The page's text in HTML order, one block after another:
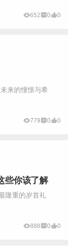
652 0 0
来的憧憬与希
779 0 0
些你该了解
隆重的岁首礼
888 0 0